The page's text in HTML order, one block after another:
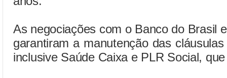
As negociações com o Banco do Brasil
garantiram a manutenção das
inclusive Saúde Caixa e PLR Social,